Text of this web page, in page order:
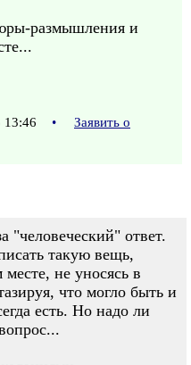
размышления и
13:46 •
Заявить о
"человеческий" ответ.
такую вещь,
месте, не уносясь в
что могло быть и
есть. Но надо ли